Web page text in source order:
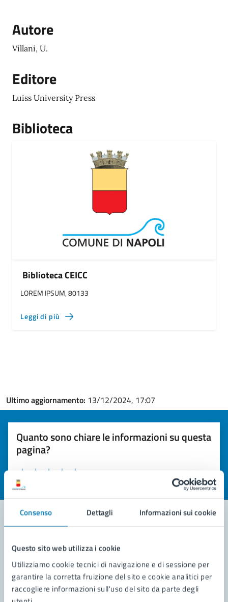
Consenso Dettagli Informazioni sui cookie
Questo sito web utilizza i cookie
Utilizziamo cookie tecnici di navigazione e di sessione per
garantire la corretta fruizione del sito e cookie analitici per
raccogliere informazioni sull'uso del sito da parte degli
Autore
Villani, U.
Editore
Luiss University Press
Biblioteca
Biblioteca CEICC
LOREM IPSUM, 80133
Leggi di più
Ultimo aggiornamento: 13/12/2024, 17:07
Quanto sono chiare le informazioni su questa
pagina?
Valuta la chiarezza delle informazioni (da 1 a 5 stelle)
Seleziona il numero di stelle per valutare la chiarezza delle
Valuta 1 stelle su 5
Contatta il comune
Leggi le domande frequenti
Richiedi assistenza